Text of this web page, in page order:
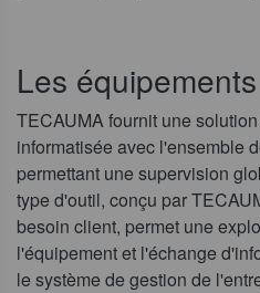
Les
TECAUMA fournit une
informatisée avec l'ensemble
permettant une supervision
type d'outil, conçu par
besoin client, permet une
l'équipement et l'échange
le système de gestion de